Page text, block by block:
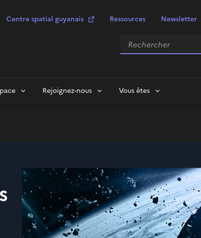
Centre spatial guyanais Ressources Newsletter
Rechercher
Rejoignez-nous Vous êtes